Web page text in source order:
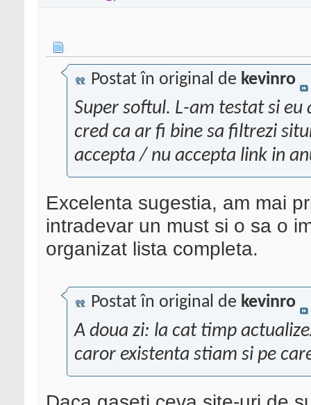
Postat în original de kevinro
Super softul. L-am testat si
cred ca ar fi bine sa filtrezi
accepta / nu accepta link in
Excelenta sugestia, am mai
intradevar un must si o sa o
organizat lista completa.
Postat în original de kevinro
A doua zi: la cat timp
caror existenta stiam si pe